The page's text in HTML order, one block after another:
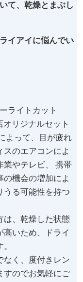
て、乾燥とまぶし
イアイに悩んでい
ーライトカット
リジナルセット
よって、目が疲れ
のエアコンによ
業やテレビ、 携帯
機会の増加によ
うる可能性を持つ
は、乾燥した状態
高いため、ドライ
なく、度付きレン
すのでお気軽にご